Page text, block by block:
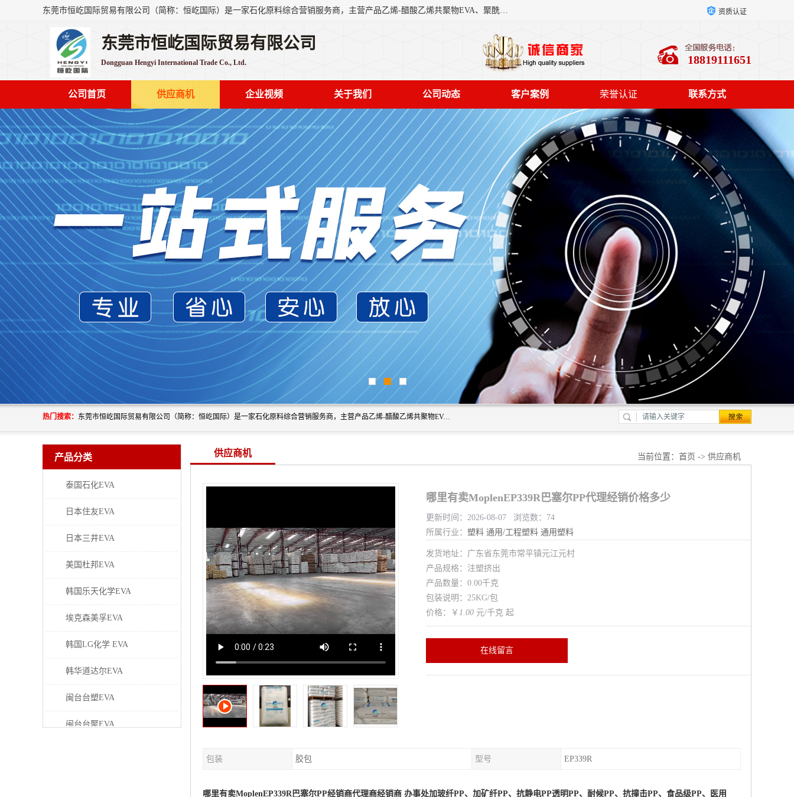
东莞市恒屹国际贸易有限公司（简称：恒屹国际）是一家石化原料综合营销服务商，主营产品乙烯-醋酸乙烯共聚物EVA、聚酰胺PA（尼龙）、醚酯型热塑弹性体TPEE等，公司秉承以市场为导向的战略思想，致力于大宗石化原料在中国市场的营销服务业务，为客户提供一站式的全面服务。 资质认证
东莞市恒屹国际贸易有限公司
Dongguan Hengyi International Trade Co., Ltd. 18819111651
公司首页 供应商机 企业视频 关于我们 公司动态 客户案例 荣誉认证 联系方式
热门搜索： 东莞市恒屹国际贸易有限公司（简称：恒屹国际）是一家石化原料综合营销服务商，主营产品乙烯-醋酸乙烯共聚物EVA、聚酰胺PA（尼龙）、醚酯型热塑弹性体TPEE等，公司秉承以市场为导向的战略思想，致力于大宗石化原料在中国市场的营销服务业务，为客户提供一站式的全面服务。
产品分类
泰国石化EVA
日本住友EVA
日本三井EVA
美国杜邦EVA
韩国乐天化学EVA
埃克森美孚EVA
韩国LG化学 EVA
韩华道达尔EVA
闽台台塑EVA
闽台台聚EVA
供应商机 当前位置： 首页 -> 供应商机
哪里有卖MoplenEP339R巴塞尔PP代理经销价格多少
更新时间：2026-08-07 浏览数：74
所属行业： 塑料 通用/工程塑料 通用塑料
发货地址：广东省东莞市常平镇元江元村
产品规格：注塑挤出
产品数量：0.00千克
包装说明：25KG/包
价格：￥ 1.00 元/千克 起
在线留言
包装 胶包 型号 EP339R
哪里有卖MoplenEP339R巴塞尔PP经销商代理商经销商 办事处加玻纤PP、加矿纤PP、抗静电PP透明PP、耐候PP、抗撞击PP、食品级PP、医用